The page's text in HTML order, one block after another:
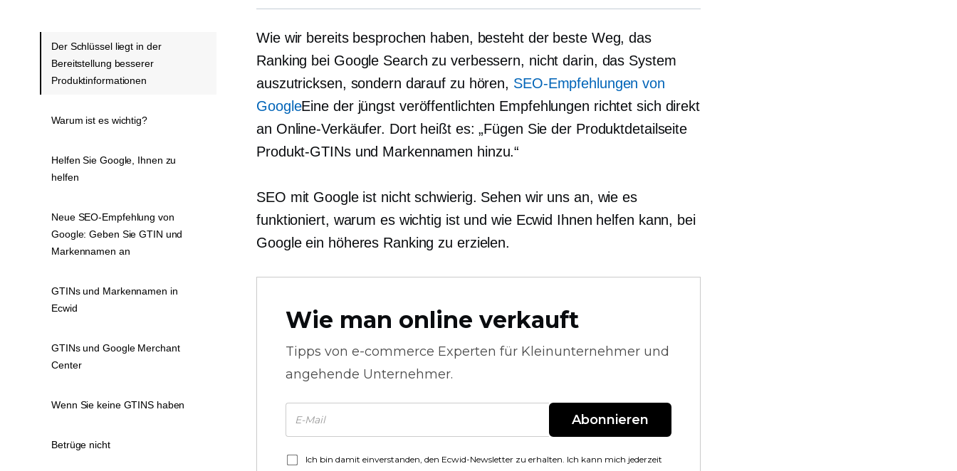
Wie wir bereits besprochen haben, besteht der beste Weg, das
Ranking bei Google Search zu verbessern, nicht darin, das System
auszutricksen, sondern darauf zu hören, SEO-Empfehlungen von
GoogleEine der jüngst veröffentlichten Empfehlungen richtet sich direkt
an Online-Verkäufer. Dort heißt es: „Fügen Sie der Produktdetailseite
Produkt-GTINs und Markennamen hinzu.“
SEO mit Google ist nicht schwierig. Sehen wir uns an, wie es
funktioniert, warum es wichtig ist und wie Ecwid Ihnen helfen kann, bei
Google ein höheres Ranking zu erzielen.
Wie man online verkauft
Tipps von e-commerce Experten für Kleinunternehmer und
angehende Unternehmer.
Abonnieren
Ich bin damit einverstanden, den Ecwid-Newsletter zu erhalten. Ich kann mich jederzeit
Der Schlüssel liegt in der
Bereitstellung besserer
Produktinformationen
Warum ist es wichtig?
Helfen Sie Google, Ihnen zu
helfen
Neue SEO-Empfehlung von
Google: Geben Sie GTIN und
Markennamen an
GTINs und Markennamen in
Ecwid
GTINs und Google Merchant
Center
Wenn Sie keine GTINS haben
Betrüge nicht